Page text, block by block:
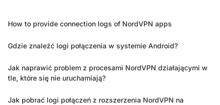
How to provide connection logs of NordVPN apps
Gdzie znaleźć logi połączenia w systemie Android?
Jak naprawić problem z procesami NordVPN działającymi w
tle, które się nie uruchamiają?
Jak pobrać logi połączeń z rozszerzenia NordVPN na